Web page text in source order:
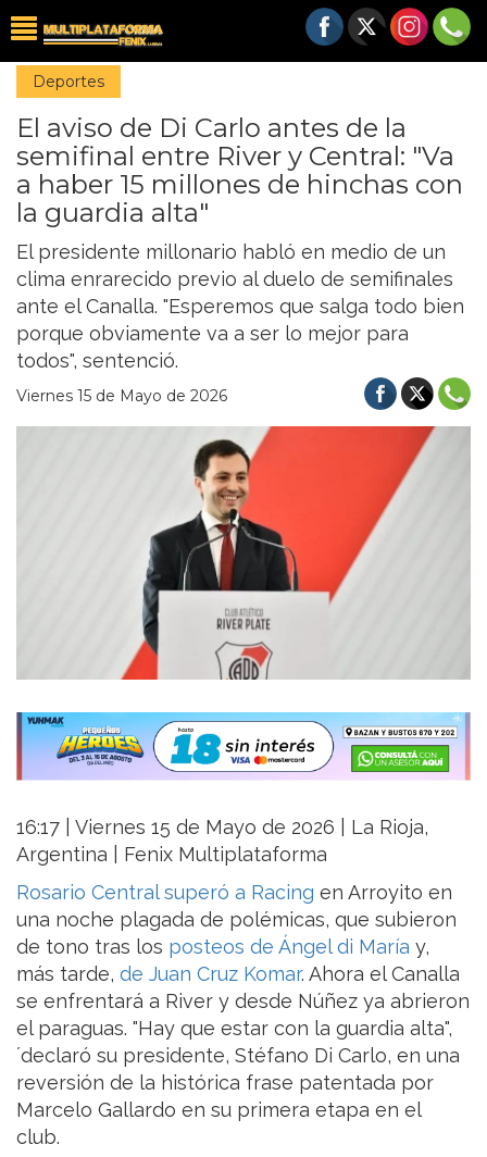
Deportes
El aviso de Di Carlo antes de la
semifinal entre River y Central: "Va
a haber 15 millones de hinchas con
la guardia alta"
El presidente millonario habló en medio de un
clima enrarecido previo al duelo de semifinales
ante el Canalla. "Esperemos que salga todo bien
porque obviamente va a ser lo mejor para
todos", sentenció.
Viernes 15 de Mayo de 2026
16:17 | Viernes 15 de Mayo de 2026 | La Rioja,
Argentina | Fenix Multiplataforma
Rosario Central superó a Racing en Arroyito en
una noche plagada de polémicas, que subieron
de tono tras los posteos de Ángel di María y,
más tarde, de Juan Cruz Komar. Ahora el Canalla
se enfrentará a River y desde Núñez ya abrieron
el paraguas. "Hay que estar con la guardia alta",
´declaró su presidente, Stéfano Di Carlo, en una
reversión de la histórica frase patentada por
Marcelo Gallardo en su primera etapa en el
club.